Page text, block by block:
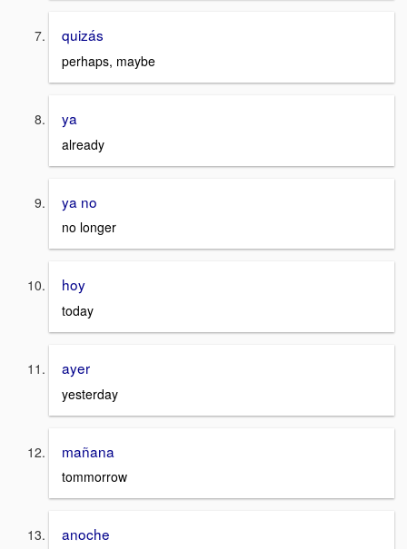
quizás
perhaps, maybe
ya
already
ya no
no longer
hoy
today
ayer
yesterday
mañana
tommorrow
anoche